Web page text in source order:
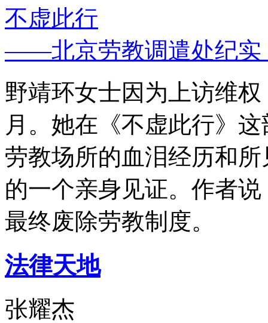
不虚此行
——北京劳教调遣处纪实
野靖环女士因为上访维
月。她在《不虚此行》
劳教场所的血泪经历和
的一个亲身见证。作者
最终废除劳教制度。
法律天地
张耀杰